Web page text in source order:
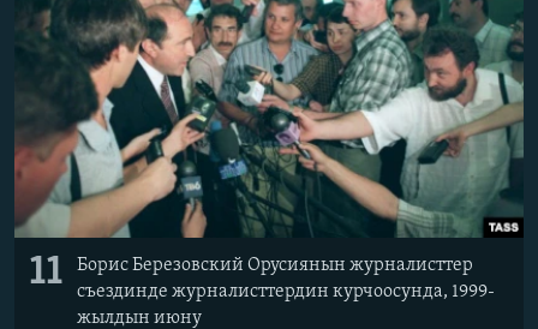
11
Борис Березовский Орусиянын журналисттер
съездинде журналисттердин курчоосунда, 1999-
жылдын июну